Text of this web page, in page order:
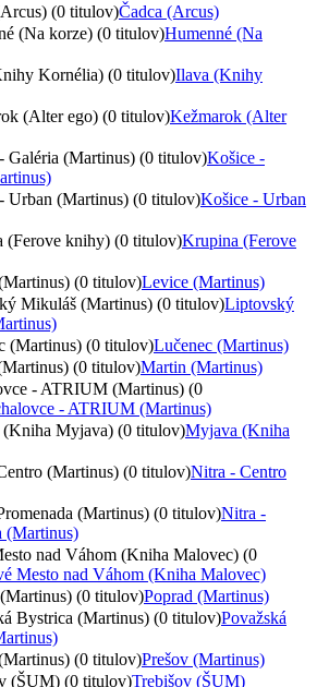
(0 titulov)Čadca (Arcus)
(Na korze) (0 titulov)Humenné (Na
Kornélia) (0 titulov)Ilava (Knihy
(Alter ego) (0 titulov)Kežmarok (Alter
Galéria (Martinus) (0 titulov)Košice -
Urban (Martinus) (0 titulov)Košice - Urban
(Ferove knihy) (0 titulov)Krupina (Ferove
(0 titulov)Levice (Martinus)
Mikuláš (Martinus) (0 titulov)Liptovský
(Martinus) (0 titulov)Lučenec (Martinus)
(0 titulov)Martin (Martinus)
- ATRIUM (Martinus) (0
- ATRIUM (Martinus)
Myjava) (0 titulov)Myjava (Kniha
(Martinus) (0 titulov)Nitra - Centro
(Martinus) (0 titulov)Nitra -
(Martinus)
nad Váhom (Kniha Malovec) (0
Mesto nad Váhom (Kniha Malovec)
(0 titulov)Poprad (Martinus)
Bystrica (Martinus) (0 titulov)Považská
(0 titulov)Prešov (Martinus)
(ŠUM) (0 titulov)Trebišov (ŠUM)